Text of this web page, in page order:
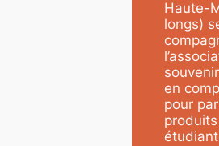
Haute-
longs)
en
pour